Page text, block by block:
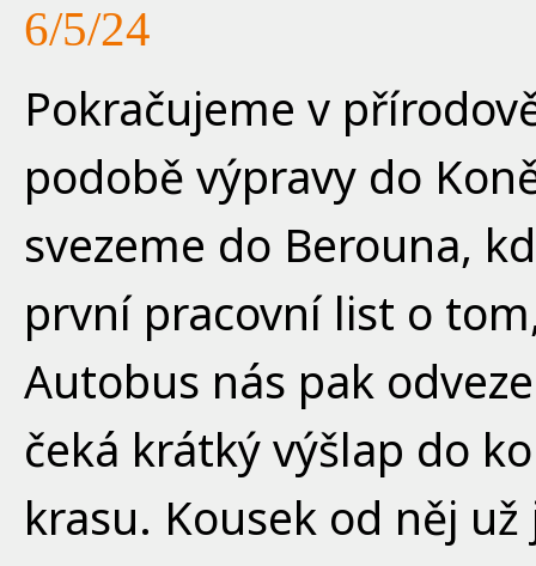
6/5/24
Pokračujeme v
podobě výpravy do
svezeme do Berouna,
první pracovní list o
Autobus nás pak
čeká krátký výšlap do
krasu. Kousek od něj